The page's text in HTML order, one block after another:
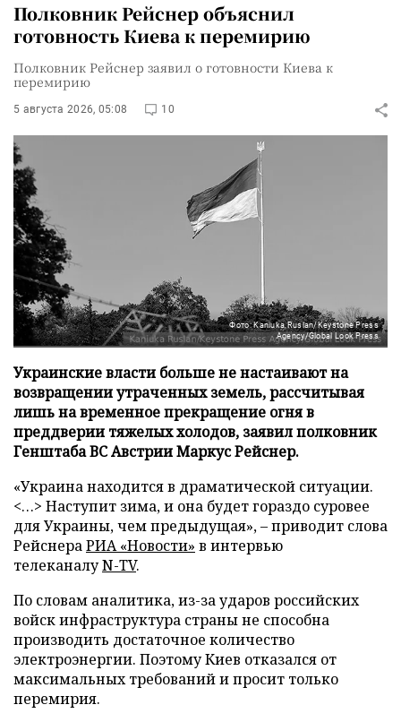
Полковник Рейснер объяснил
готовность Киева к перемирию
Полковник Рейснер заявил о готовности Киева к
перемирию
5 августа 2026, 05:08 10
Фото: Kaniuka Ruslan/Keystone Press
Agency/Global Look Press
Украинские власти больше не настаивают на
возвращении утраченных земель, рассчитывая
лишь на временное прекращение огня в
преддверии тяжелых холодов, заявил полковник
Генштаба ВС Австрии Маркус Рейснер.
«Украина находится в драматической ситуации.
<…> Наступит зима, и она будет гораздо суровее
для Украины, чем предыдущая», – приводит слова
РейснераРИА «Новости» в интервью
телеканалуN-TV.
По словам аналитика, из-за ударов российских
войск инфраструктура страны не способна
производить достаточное количество
электроэнергии. Поэтому Киев отказался от
максимальных требований и просит только
перемирия.